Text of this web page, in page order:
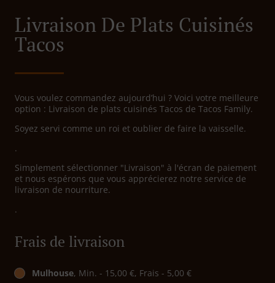
Livraison De Plats Cuisinés
Tacos
Vous voulez commandez aujourd’hui ? Voici votre meilleure
option : Livraison de plats cuisinés Tacos de Tacos Family.
Soyez servi comme un roi et oublier de faire la vaisselle.
.
Simplement sélectionner "Livraison" à l'écran de paiement
et nous espérons que vous apprécierez notre service de
livraison de nourriture.
.
Frais de livraison
Mulhouse, Min. - 15,00 €, Frais - 5,00 €